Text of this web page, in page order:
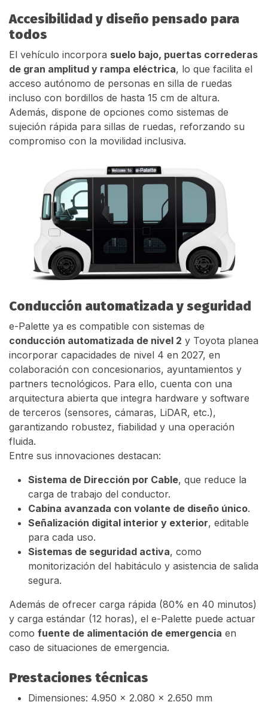
Accesibilidad y diseño pensado para
todos
El vehículo incorpora suelo bajo, puertas correderas
de gran amplitud y rampa eléctrica, lo que facilita el
acceso autónomo de personas en silla de ruedas
incluso con bordillos de hasta 15 cm de altura.
Además, dispone de opciones como sistemas de
sujeción rápida para sillas de ruedas, reforzando su
compromiso con la movilidad inclusiva.
Conducción automatizada y seguridad
e-Palette ya es compatible con sistemas de
conducción automatizada de nivel 2 y Toyota planea
incorporar capacidades de nivel 4 en 2027, en
colaboración con concesionarios, ayuntamientos y
partners tecnológicos. Para ello, cuenta con una
arquitectura abierta que integra hardware y software
de terceros (sensores, cámaras, LiDAR, etc.),
garantizando robustez, fiabilidad y una operación
fluida.
Entre sus innovaciones destacan:
Sistema de Dirección por Cable, que reduce la
carga de trabajo del conductor.
Cabina avanzada con volante de diseño único.
Señalización digital interior y exterior, editable
para cada uso.
Sistemas de seguridad activa, como
monitorización del habitáculo y asistencia de salida
segura.
Además de ofrecer carga rápida (80% en 40 minutos)
y carga estándar (12 horas), el e-Palette puede actuar
como fuente de alimentación de emergencia en
caso de situaciones de emergencia.
Prestaciones técnicas
Dimensiones: 4.950 x 2.080 x 2.650 mm